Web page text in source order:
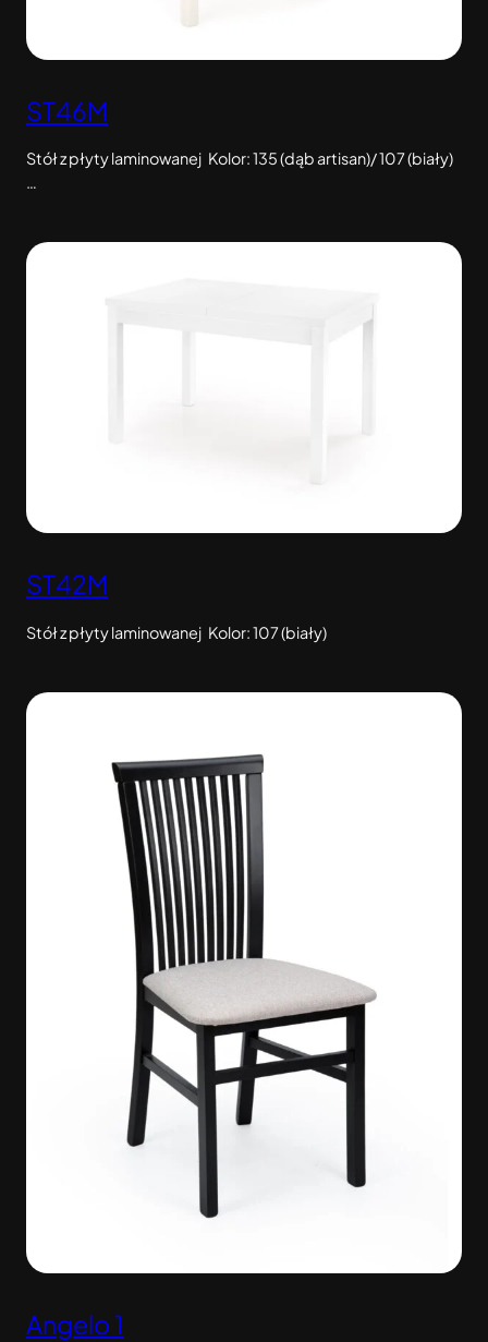
ST46M
Stół z płyty laminowanej Kolor: 135 (dąb artisan)/ 107 (biały)
…
ST42M
Stół z płyty laminowanej Kolor: 107 (biały)
Angelo 1